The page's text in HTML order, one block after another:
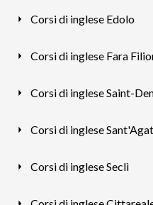
Corsi di inglese Edolo
Corsi di inglese Fara
Corsi di inglese Saint-
Corsi di inglese
Corsi di inglese Seclì